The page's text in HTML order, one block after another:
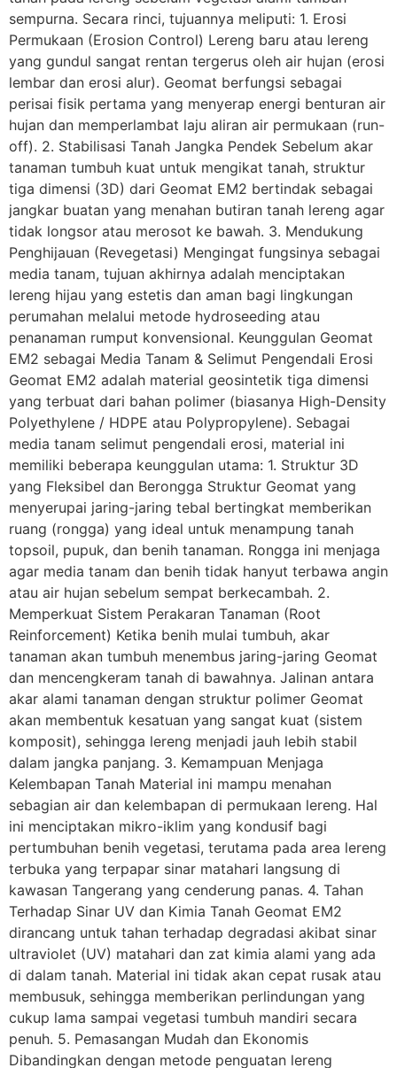
sempurna. Secara rinci, tujuannya meliputi: 1. Erosi
Permukaan (Erosion Control) Lereng baru atau lereng
yang gundul sangat rentan tergerus oleh air hujan (erosi
lembar dan erosi alur). Geomat berfungsi sebagai
perisai fisik pertama yang menyerap energi benturan air
hujan dan memperlambat laju aliran air permukaan (run-
off). 2. Stabilisasi Tanah Jangka Pendek Sebelum akar
tanaman tumbuh kuat untuk mengikat tanah, struktur
tiga dimensi (3D) dari Geomat EM2 bertindak sebagai
jangkar buatan yang menahan butiran tanah lereng agar
tidak longsor atau merosot ke bawah. 3. Mendukung
Penghijauan (Revegetasi) Mengingat fungsinya sebagai
media tanam, tujuan akhirnya adalah menciptakan
lereng hijau yang estetis dan aman bagi lingkungan
perumahan melalui metode hydroseeding atau
penanaman rumput konvensional. Keunggulan Geomat
EM2 sebagai Media Tanam & Selimut Pengendali Erosi
Geomat EM2 adalah material geosintetik tiga dimensi
yang terbuat dari bahan polimer (biasanya High-Density
Polyethylene / HDPE atau Polypropylene). Sebagai
media tanam selimut pengendali erosi, material ini
memiliki beberapa keunggulan utama: 1. Struktur 3D
yang Fleksibel dan Berongga Struktur Geomat yang
menyerupai jaring-jaring tebal bertingkat memberikan
ruang (rongga) yang ideal untuk menampung tanah
topsoil, pupuk, dan benih tanaman. Rongga ini menjaga
agar media tanam dan benih tidak hanyut terbawa angin
atau air hujan sebelum sempat berkecambah. 2.
Memperkuat Sistem Perakaran Tanaman (Root
Reinforcement) Ketika benih mulai tumbuh, akar
tanaman akan tumbuh menembus jaring-jaring Geomat
dan mencengkeram tanah di bawahnya. Jalinan antara
akar alami tanaman dengan struktur polimer Geomat
akan membentuk kesatuan yang sangat kuat (sistem
komposit), sehingga lereng menjadi jauh lebih stabil
dalam jangka panjang. 3. Kemampuan Menjaga
Kelembapan Tanah Material ini mampu menahan
sebagian air dan kelembapan di permukaan lereng. Hal
ini menciptakan mikro-iklim yang kondusif bagi
pertumbuhan benih vegetasi, terutama pada area lereng
terbuka yang terpapar sinar matahari langsung di
kawasan Tangerang yang cenderung panas. 4. Tahan
Terhadap Sinar UV dan Kimia Tanah Geomat EM2
dirancang untuk tahan terhadap degradasi akibat sinar
ultraviolet (UV) matahari dan zat kimia alami yang ada
di dalam tanah. Material ini tidak akan cepat rusak atau
membusuk, sehingga memberikan perlindungan yang
cukup lama sampai vegetasi tumbuh mandiri secara
penuh. 5. Pemasangan Mudah dan Ekonomis
Dibandingkan dengan metode penguatan lereng